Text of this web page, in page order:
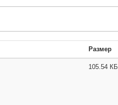
Размер
105.54 КБ